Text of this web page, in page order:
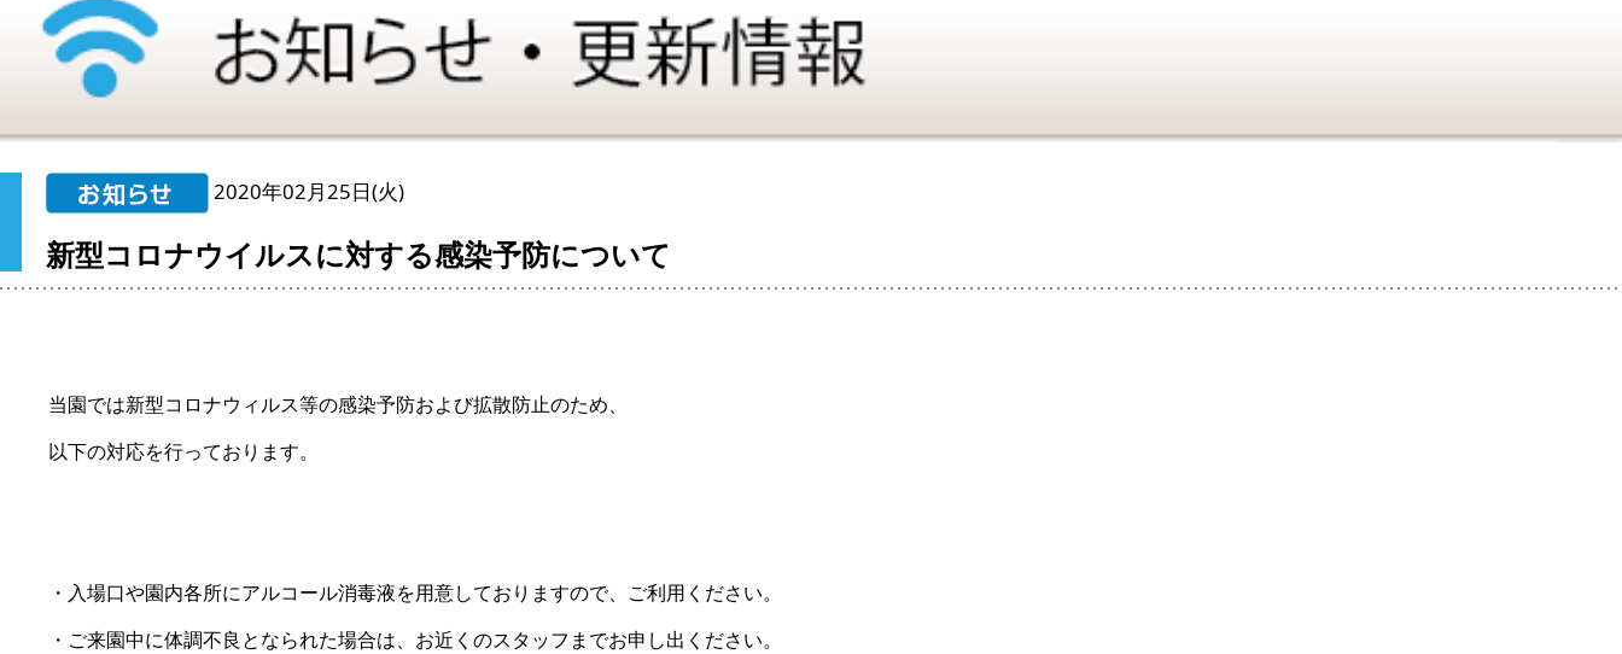
2020年02月25日(火)
新型コロナウイルスに対する感染予防について
当園では新型コロナウィルス等の感染予防および拡散防止のため、
以下の対応を行っております。
・入場口や園内各所にアルコール消毒液を用意しておりますので、ご利用ください。
・ご来園中に体調不良となられた場合は、お近くのスタッフまでお申し出ください。